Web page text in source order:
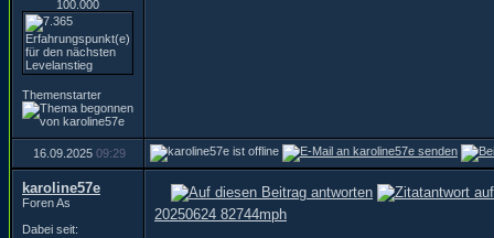
100.000
Themenstarter
16.09.2025 09:29
karoline57e
Foren As
Dabei seit:
20250624 82744mph